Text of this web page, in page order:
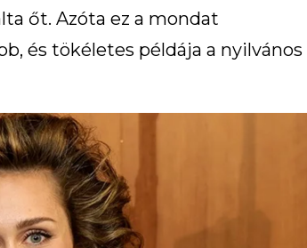
őt. Azóta ez a mondat
és tökéletes példája a nyilvános